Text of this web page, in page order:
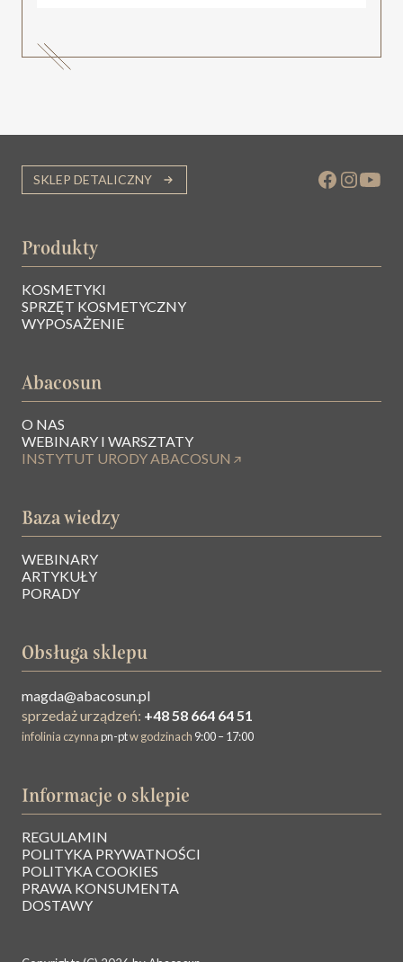
O NAS
BAZA WIEDZY
SKLEP DETALICZNY
Produkty
KOSMETYKI
SPRZĘT KOSMETYCZNY
WYPOSAŻENIE
Baza wiedzy
WEBINARY
ARTYKUŁY
PORADY
Obsługa sklepu
magda@abacosun.pl
sprzedaż urządzeń: +48 58 664 64 51
infolinia czynnapn-ptw godzinach 9:00 – 17:00
Abacosun
O NAS
WEBINARY I WARSZTATY
INSTYTUT URODY ABACOSUN
Informacje o sklepie
REGULAMIN
POLITYKA PRYWATNOŚCI
POLITYKA COOKIES
PRAWA KONSUMENTA
DOSTAWY